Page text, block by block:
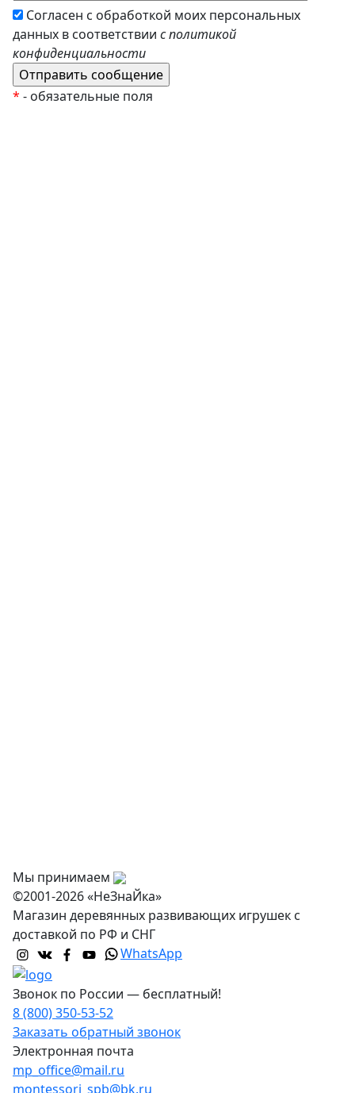
Согласен с обработкой моих персональных
данных в соответствии с политикой
конфиденциальности
* - обязательные поля
Мы принимаем
©2001-2026 «НеЗнаЙка»
Магазин деревянных развивающих игрушек с
доставкой по РФ и СНГ
WhatsApp
Звонок по России — бесплатный!
8 (800) 350-53-52
Заказать обратный звонок
Электронная почта
mp_office@mail.ru
montessori_spb@bk.ru